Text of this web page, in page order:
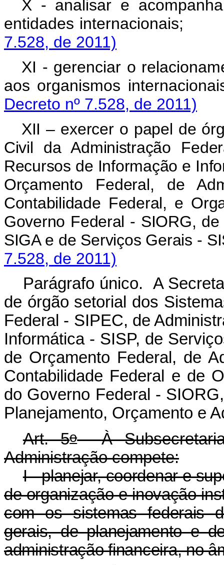
X - analisar e
entidades
7.528, de 2011)
XI - gerenciar o
aos organismos
Decreto nº 7.528, de 2011)
XII – exercer o papel de
Civil da Administração
Recursos de Informação e
Orçamento Federal, de
Contabilidade Federal, e
Governo Federal - SIORG,
SIGA e de Serviços
7.528, de 2011)
Parágrafo único. A
de órgão setorial dos
Federal - SIPEC, de
Informática - SISP, de
de Orçamento Federal, de
Contabilidade Federal e de
do Governo Federal -
Planejamento, Orçamento e
Art. 5oÀ Subsecretaria
Administração compete:
I - planejar, coordenar e
de organização e inovação
com os sistemas federais
gerais, de planejamento e
administração financeira, no